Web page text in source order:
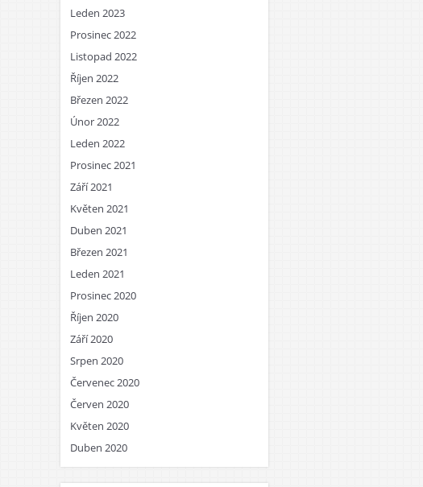
Leden 2023
Prosinec 2022
Listopad 2022
Říjen 2022
Březen 2022
Únor 2022
Leden 2022
Prosinec 2021
Září 2021
Květen 2021
Duben 2021
Březen 2021
Leden 2021
Prosinec 2020
Říjen 2020
Září 2020
Srpen 2020
Červenec 2020
Červen 2020
Květen 2020
Duben 2020